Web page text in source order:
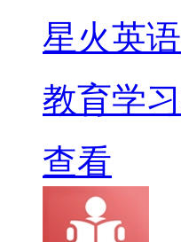
星火英语
教育学习
查看